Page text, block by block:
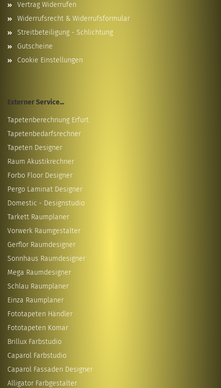
Vertrag Widerrufen
Widerrufsrecht & Widerrufsformular
Streitbeteiligung - Schlichtung
Gutscheine
Cookie Einstellungen
Externer Service...
Tapetenberechnung Erfurt
Tapetenbedarfsrechner
Tapeten Designer
Raum Akustikrechner
Forbo Floor Designer
Pergo Laminat Designer
Domestic - Designstudio
Tarkett Raumplaner
Vorwerk Raumgestalter
Gerflor Raumdesigner
Sonnhaus Raumdesigner
Mega Raumdesigner
Schlau Raumplaner
Einza Raumplaner
Fototapeten Händler
Fototapeten Komar
Brillux Farbstudio
Caparol Farbstudio
Caparol Fassaden Designer
Alligator Farbgestalter